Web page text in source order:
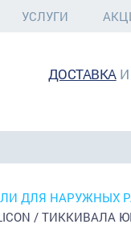
УСЛУГИ
ДОСТАВКАИ
ДЛЯ НАРУЖНЫХ
/